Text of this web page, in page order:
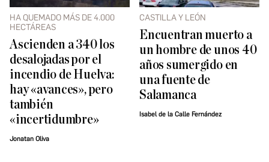
HA QUEMADO MÁS DE 4.000
HECTÁREAS
Ascienden a 340 los
desalojadas por el
incendio de Huelva:
hay «avances», pero
también
«incertidumbre»
Jonatan Oliva
CASTILLA Y LEÓN
Encuentran muerto a
un hombre de unos 40
años sumergido en
una fuente de
Salamanca
Isabel de la Calle Fernández